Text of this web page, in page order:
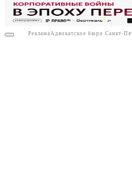
Реклама Адвокатское бюро Санкт-